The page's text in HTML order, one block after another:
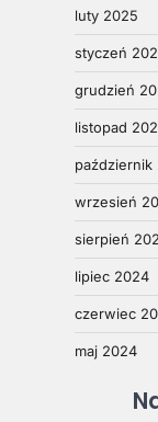
luty 2025
styczeń
grudzień
listopad
październik
wrzesień
sierpień
lipiec 2024
czerwiec
maj 2024